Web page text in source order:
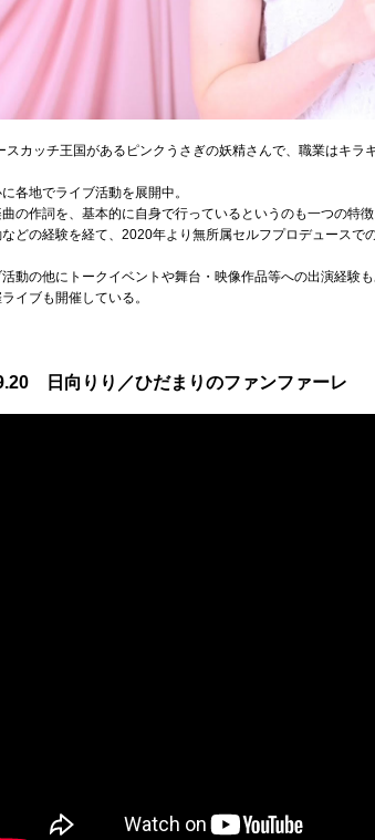
スカッチ王国があるピンクうさぎの妖精さんで、職業はキラ
各地でライブ活動を展開中。
の作詞を、基本的に自身で行っているというのも一つの特徴
どの経験を経て、2020年より無所属セルフプロデュースで
動の他にトークイベントや舞台・映像作品等への出演経験も
イブも開催している。
日向りり／ひだまりのファンファーレ